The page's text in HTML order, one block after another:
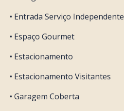
• Entrada Serviço Independente
• Espaço Gourmet
• Estacionamento
• Estacionamento Visitantes
• Garagem Coberta